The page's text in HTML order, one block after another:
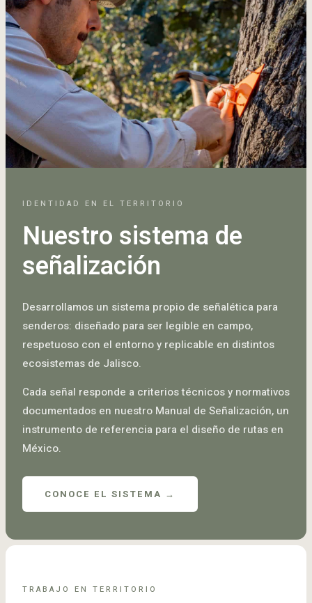
IDENTIDAD EN EL TERRITORIO
Nuestro sistema de
señalización
Desarrollamos un sistema propio de señalética para
senderos: diseñado para ser legible en campo,
respetuoso con el entorno y replicable en distintos
ecosistemas de Jalisco.
Cada señal responde a criterios técnicos y normativos
documentados en nuestro Manual de Señalización, un
instrumento de referencia para el diseño de rutas en
México.
CONOCE EL SISTEMA →
TRABAJO EN TERRITORIO